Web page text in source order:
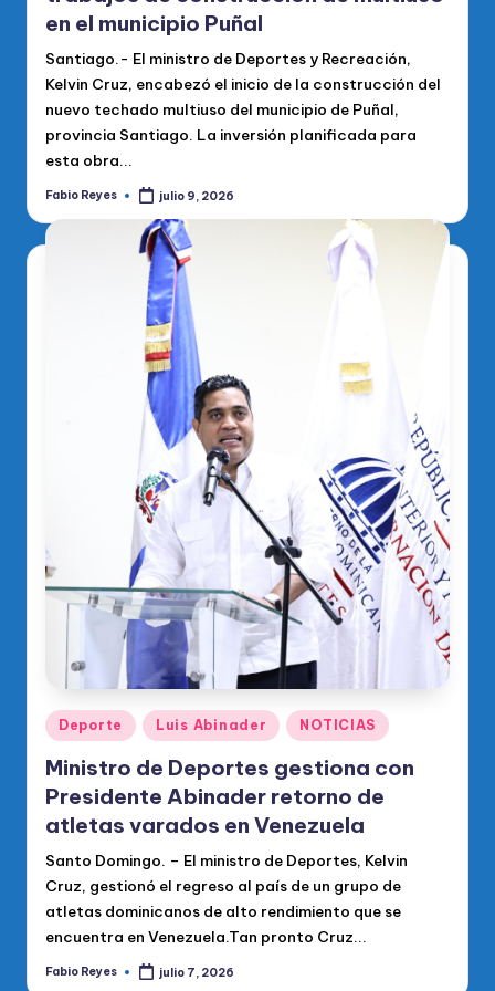
en el municipio Puñal
Santiago.- El ministro de Deportes y Recreación,
Kelvin Cruz, encabezó el inicio de la construcción del
nuevo techado multiuso del municipio de Puñal,
provincia Santiago. La inversión planificada para
esta obra...
Publicado
Fabio Reyes julio 9, 2026
Publicado
en
Deporte Luis Abinader NOTICIAS
Ministro de Deportes gestiona con
Presidente Abinader retorno de
atletas varados en Venezuela
Santo Domingo. – El ministro de Deportes, Kelvin
Cruz, gestionó el regreso al país de un grupo de
atletas dominicanos de alto rendimiento que se
encuentra en Venezuela.Tan pronto Cruz...
Publicado
Fabio Reyes julio 7, 2026